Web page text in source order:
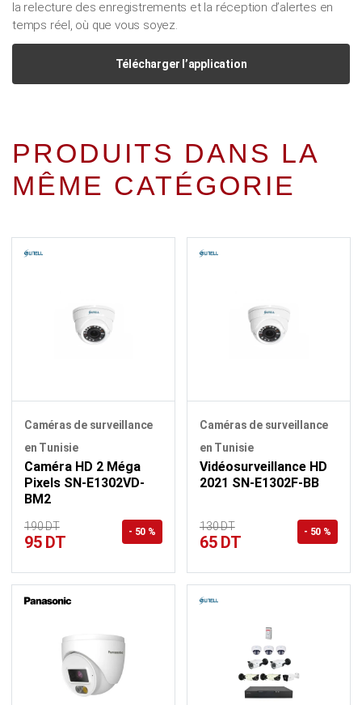
la relecture des enregistrements et la réception d’alertes en
temps réel, où que vous soyez.
Télécharger l’application
PRODUITS DANS LA
MÊME CATÉGORIE
Caméras de surveillance
en Tunisie
Caméra HD 2 Méga
Pixels SN-E1302VD-
BM2
190 DT
95 DT
- 50 %
Caméras de surveillance
en Tunisie
Vidéosurveillance HD
2021 SN-E1302F-BB
130 DT
65 DT
- 50 %